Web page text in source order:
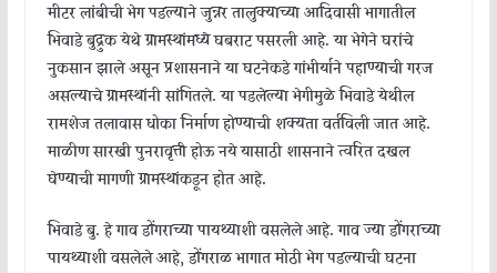
मीटर लांबीची भेग पडल्याने जुन्नर तालुक्याच्या आदिवासी भागातील
भिवाडे बुद्रुक येथे ग्रामस्थांमध्ये घबराट पसरली आहे. या भेगेने घरांचे
नुकसान झाले असून प्रशासनाने या घटनेकडे गांभीर्याने पहाण्याची गरज
असल्याचे ग्रामस्थांनी सांगितले. या पडलेल्या भेगीमुळे भिवाडे येथील
रामशेज तलावास धोका निर्माण होण्याची शक्यता वर्तविली जात आहे.
माळीण सारखी पुनरावृत्ती होऊ नये यासाठी शासनाने त्वरित दखल
घेण्याची मागणी ग्रामस्थांकडून होत आहे.
भिवाडे बु. हे गाव डोंगराच्या पायथ्याशी वसलेले आहे. गाव ज्या डोंगराच्या
पायथ्याशी वसलेले आहे, डोंगराळ भागात मोठी भेग पडल्याची घटना